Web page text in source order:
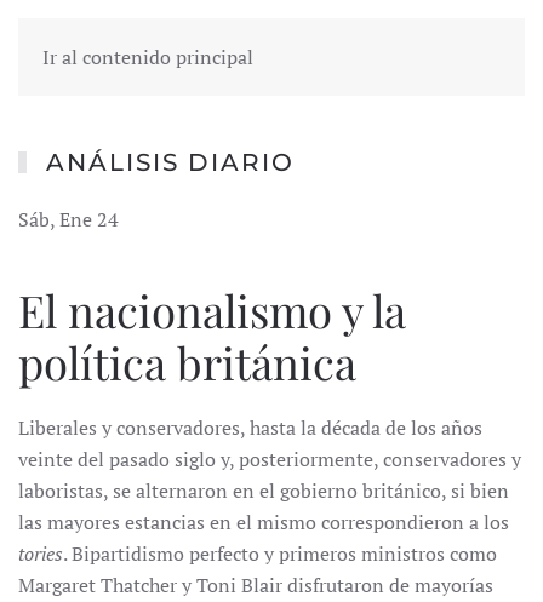
Ir al contenido principal
ANÁLISIS DIARIO
Sáb, Ene 24
El nacionalismo y la
política británica
Liberales y conservadores, hasta la década de los años
veinte del pasado siglo y, posteriormente, conservadores y
laboristas, se alternaron en el gobierno británico, si bien
las mayores estancias en el mismo correspondieron a los
tories. Bipartidismo perfecto y primeros ministros como
Margaret Thatcher y Toni Blair disfrutaron de mayorías